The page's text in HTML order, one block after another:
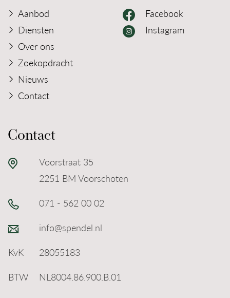
Aanbod
Diensten
Over ons
Zoekopdracht
Nieuws
Contact
Facebook
Instagram
Contact
Voorstraat 35
2251 BM Voorschoten
071 - 562 00 02
info@spendel.nl
KvK
28055183
BTW
NL8004.86.900.B.01